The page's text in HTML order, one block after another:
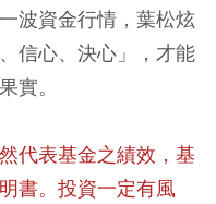
波資金行情，葉松炫
信心、決心」，才能
實。
代表基金之績效，基
書。投資一定有風